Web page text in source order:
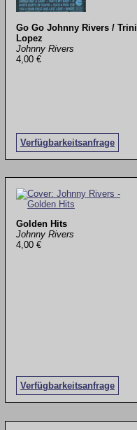
Go Go Johnny Rivers / Trini
Lopez
Johnny Rivers
4,00 €
Verfügbarkeitsanfrage
Golden Hits
Johnny Rivers
4,00 €
Verfügbarkeitsanfrage